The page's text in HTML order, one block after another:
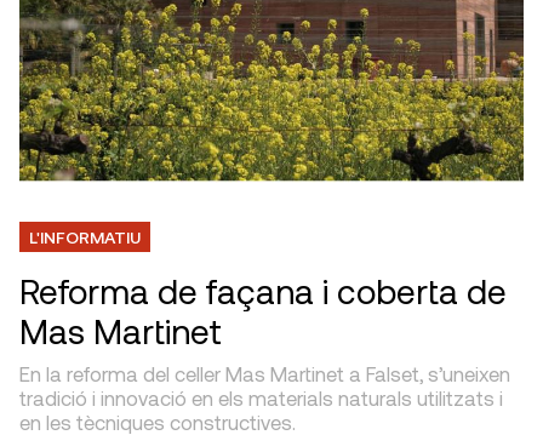
L'INFORMATIU
Reforma de façana i coberta de
Mas Martinet
En la reforma del celler Mas Martinet a Falset, s’uneixen
tradició i innovació en els materials naturals utilitzats i
en les tècniques constructives.